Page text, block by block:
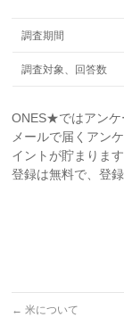
調査期間
調査対象、回答数
ONES★ではアンケ
メールで届くアン
イントが貯まります
登録は無料で、登
← 米について